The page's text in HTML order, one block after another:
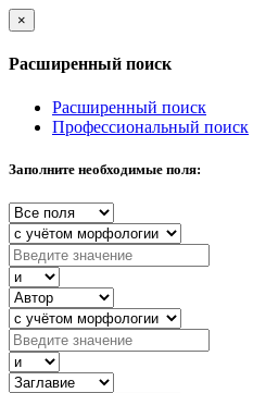
×
Расширенный поиск
Расширенный поиск
Профессиональный поиск
Заполните необходимые поля: